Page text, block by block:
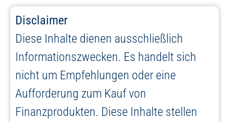
Disclaimer
Diese Inhalte dienen ausschließlich
Informationszwecken. Es handelt sich
nicht um Empfehlungen oder eine
Aufforderung zum Kauf von
Finanzprodukten. Diese Inhalte stellen